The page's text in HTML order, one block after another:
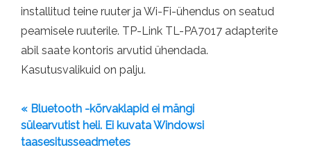
installitud teine ​​ruuter ja Wi-Fi-ühendus on seatud
peamisele ruuterile. TP-Link TL-PA7017 adapterite
abil saate kontoris arvutid ühendada.
Kasutusvalikuid on palju.
« Bluetooth -kõrvaklapid ei mängi
sülearvutist heli. Ei kuvata Windowsi
taasesitusseadmetes